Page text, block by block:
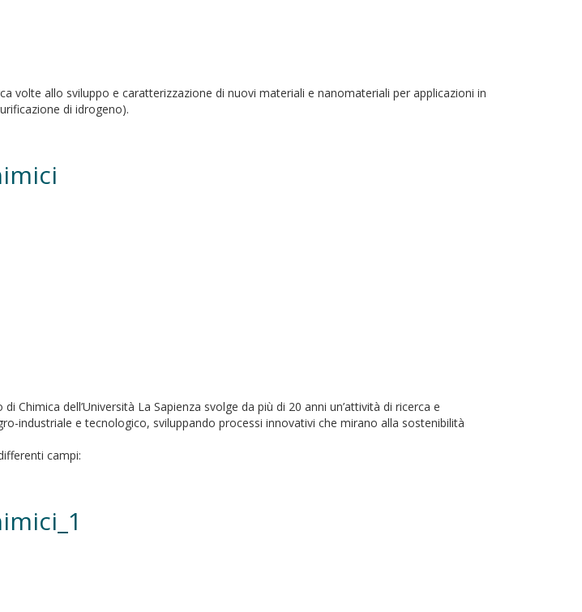
volte allo sviluppo e caratterizzazione di nuovi materiali e nanomateriali per applicazioni in
di idrogeno).
dell’Università La Sapienza svolge da più di 20 anni un’attività di ricerca e
industriale e tecnologico, sviluppando processi innovativi che mirano alla sostenibilità
campi: